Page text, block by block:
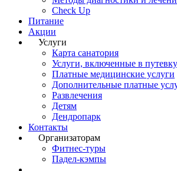
Check Up
Питание
Акции
Услуги
Карта санатория
Услуги, включенные в путевку
Платные медицинские услуги
Дополнительные платные
Развлечения
Детям
Дендропарк
Контакты
Организаторам
Фитнес-туры
Падел-кэмпы